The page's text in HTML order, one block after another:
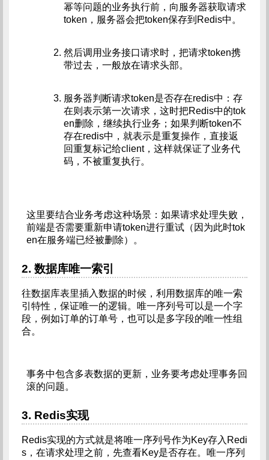
幂等问题的业务执行前，向服务器获取请求
token，服务器会把token保存到Redis中。
然后调用业务接口请求时，把请求token携
带过去，一般放在请求头部。
服务器判断请求token是否存在redis中：存
在则表示第一次请求，这时把Redis中的tok
en删除，继续执行业务；如果判断token不
存在redis中，就表示是重复操作，直接返
回重复标记给client，这样就保证了业务代
码，不被重复执行。
这里要结合业务考虑这种场景：如果请求处理失败，
前端是否需要重新申请token进行重试（因为此时tok
en在服务端已经被删除）。
2. 数据库唯一索引
往数据库表里插入数据的时候，利用数据库的唯一索
引特性，保证唯一的逻辑。唯一序列号可以是一个字
段，例如订单的订单号，也可以是多字段的唯一性组
合。
事务中包含多表数据的更新，业务要考虑处理事务回
滚的问题。
3. Redis实现
Redis实现的方式就是将唯一序列号作为Key存入Redi
s，在请求处理之前，先查看Key是否存在。唯一序列